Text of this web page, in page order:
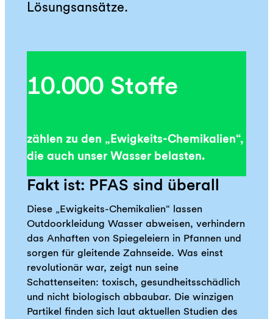
Lösungsansätze.
10.000 Stoffe
zählen zu den „Ewigkeits-Chemikalien“,
die auch unser Wasser belasten.
Fakt ist: PFAS sind überall
Diese „Ewigkeits-Chemikalien“ lassen
Outdoorkleidung Wasser abweisen, verhindern
das Anhaften von Spiegeleiern in Pfannen und
sorgen für gleitende Zahnseide. Was einst
revolutionär war, zeigt nun seine
Schattenseiten: toxisch, gesundheitsschädlich
und nicht biologisch abbaubar. Die winzigen
Partikel finden sich laut aktuellen Studien des